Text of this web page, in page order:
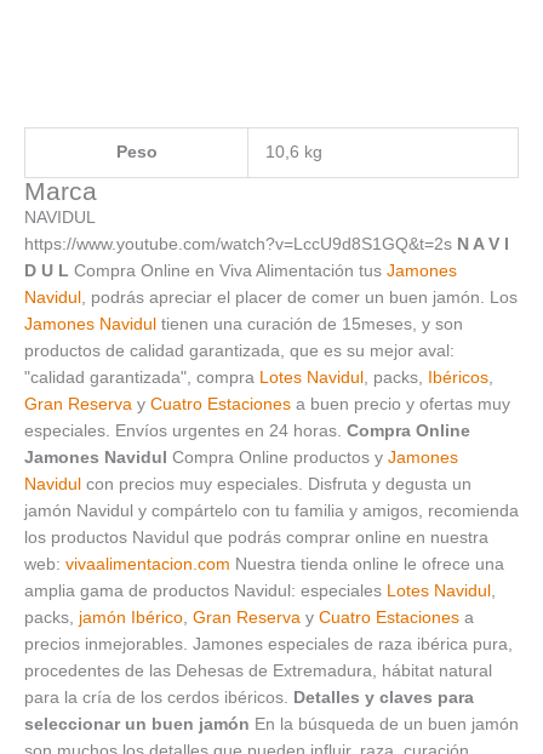
Peso 10,6 kg
Marca
NAVIDUL
https://www.youtube.com/watch?v=LccU9d8S1GQ&t=2s N A V I
D U L Compra Online en Viva Alimentación tus Jamones
Navidul , podrás apreciar el placer de comer un buen jamón. Los
Jamones Navidul tienen una curación de 15meses, y son
productos de calidad garantizada, que es su mejor aval:
"calidad garantizada", compra Lotes Navidul , packs, Ibéricos
Gran Reserva y Cuatro Estaciones a buen precio y ofertas muy
especiales. Envíos urgentes en 24 horas. Compra Online
Jamones Navidul Compra Online productos y Jamones
Navidul con precios muy especiales. Disfruta y degusta un
jamón Navidul y compártelo con tu familia y amigos, recomienda
los productos Navidul que podrás comprar online en nuestra
web: vivaalimentacion.com Nuestra tienda online le ofrece una
amplia gama de productos Navidul: especiales Lotes Navidul
packs, jamón Ibérico Gran Reserva y Cuatro Estaciones a
precios inmejorables. Jamones especiales de raza ibérica pura,
procedentes de las Dehesas de Extremadura, hábitat natural
para la cría de los cerdos ibéricos. Detalles y claves para
seleccionar un buen jamón En la búsqueda de un buen jamón